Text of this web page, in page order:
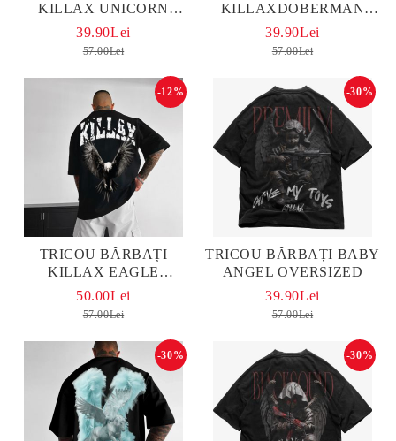
KILLAX UNICORN
OVERSIZED
39.90Lei
57.00Lei
KILLAXDOBERMAN
OVERSIZED
39.90Lei
57.00Lei
TRICOU BĂRBAȚI
KILLAX EAGLE
OVERSIZED
-12%
50.00Lei
57.00Lei
TRICOU BĂRBAȚI BABY
ANGEL OVERSIZED
-30%
39.90Lei
57.00Lei
-30% -30%